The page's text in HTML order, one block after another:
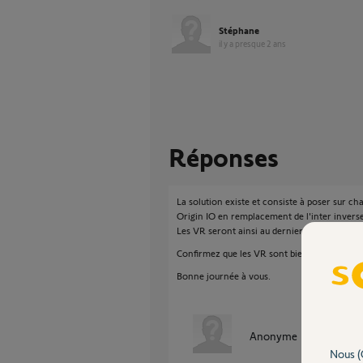
Stéphane
il y a presque 2 ans
Réponses
La solution existe et consiste à poser sur
Origin IO en remplacement de l'inter
Les VR seront ainsi au dernier standard IO
Confirmez que les VR sont bien filaires (4 fils).
Bonne journée à vous.
Anonyme
Nous